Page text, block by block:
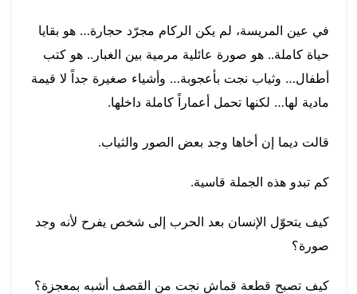
في عين المريسة، لم يكن الركام مجرّد حجارة… هو بقايا
حياة كاملة.. هو صورة عائلية مرمية بين الغبار.. هو كتب
أطفال… وثياب نجت بأعجوبة… وأشياء صغيرة جداً لا قيمة
مادية لها… لكنها تحمل أعماراً كاملة داخلها.
قالت ديما إن أخاها وجد بعض الصور والثياب.
كم تبدو هذه الجملة قاسية.
كيف يتحوّل الإنسان بعد الحرب إلى شخص يفرح لأنه وجد
صورة؟
كيف تصبح قطعة قماش نجت من القصف أشبه بمعجزة؟